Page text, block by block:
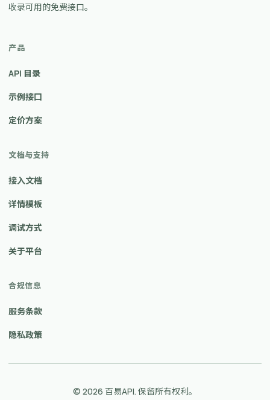
收录可用的免费接口。
产品
API 目录
示例接口
定价方案
文档与支持
接入文档
详情模板
调试方式
关于平台
合规信息
服务条款
隐私政策
© 2026 百易API. 保留所有权利。